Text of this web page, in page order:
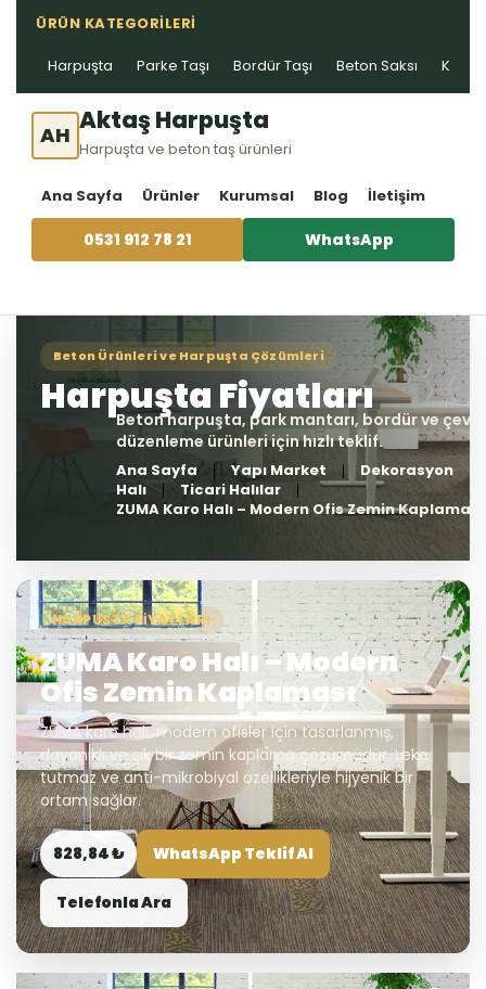
ÜRÜN KATEGORILERI
Harpuşta Parke Taşı Bordür Taşı Beton Saksı Kablo
AH Aktaş Harpuşta
Harpuşta ve beton taş ürünleri
Ana Sayfa Ürünler Kurumsal Blog İletişim
0531 912 78 21 WhatsApp
Ana Sayfa Yapı Market
Dekorasyon
Halı
Ticari Halılar
ZUMA Karo Halı – Modern Ofis Zemin Kaplaması
HARPUSTA FIYATLARI
ZUMA Karo Halı – Modern
Ofis Zemin Kaplaması
ZUMA karo halı, modern ofisler için tasarlanmış,
dayanıklı ve şık bir zemin kaplama çözümüdür. Leke
tutmaz ve anti-mikrobiyal özellikleriyle hijyenik bir
ortam sağlar.
828,84 ₺ WhatsApp Teklif Al
Telefonla Ara